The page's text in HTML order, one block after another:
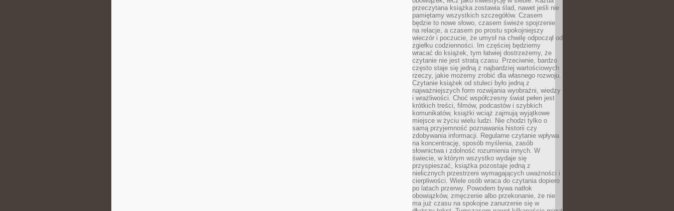
przeczytana książka zostawia ślad, nawet jeśli nie
pamiętamy wszystkich szczegółów. Czasem
będzie to nowe słowo, czasem świeże spojrzenie
na relacje, a czasem po prostu spokojniejszy
wieczór i poczucie, że umysł na chwilę odpoczął od
zgiełku codzienności. Im częściej będziemy
wracać do książek, tym łatwiej dostrzeżemy, że
czytanie nie jest stratą czasu. Przeciwnie, bardzo
często staje się jedną z najbardziej wartościowych
rzeczy, jakie możemy zrobić dla własnego rozwoju.
Czytanie książek od stuleci było jedną z
najważniejszych form rozwijania wyobraźni, wiedzy
i wrażliwości. Choć współczesny świat pełen jest
krótkich treści, filmów, podcastów i szybkich
komunikatów, książki wciąż zajmują wyjątkowe
miejsce w życiu wielu ludzi. Nie chodzi tylko o
samą przyjemność poznawania historii czy
zdobywania informacji. Regularne czytanie wpływa
na koncentrację, sposób myślenia, zasób
słownictwa i zdolność rozumienia innych. W
świecie, w którym wszystko wydaje się
przyspieszać, książka pozostaje jedną z
nielicznych przestrzeni wymagających uważności i
cierpliwości. Wiele osób wraca do czytania dopiero
po latach przerwy. Powodem bywa natłok
obowiązków, zmęczenie albo przekonanie, że nie
ma już czasu na spokojne zanurzenie się w